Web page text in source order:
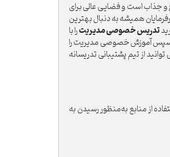
و جذاب است و فضایی عالی برای
همیشه به دنبال بهترین
تدریس خصوصی مدیریترا با
و سپس آموزش خصوصی مدیریت را
از تیم پشتیبانی تدریسانه
از منابع به‌منظور رسیدن به